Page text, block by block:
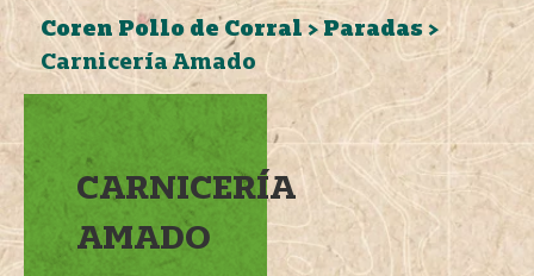
Coren Pollo de Corral>Paradas >
Carnicería Amado
CARNICERÍA
AMADO